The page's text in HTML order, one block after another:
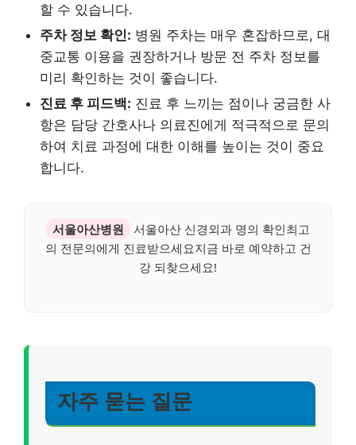
할 수 있습니다.
주차 정보 확인: 병원 주차는 매우 혼잡하므로, 대
중교통 이용을 권장하거나 방문 전 주차 정보를
미리 확인하는 것이 좋습니다.
진료 후 피드백: 진료 후 느끼는 점이나 궁금한 사
항은 담당 간호사나 의료진에게 적극적으로 문의
하여 치료 과정에 대한 이해를 높이는 것이 중요
합니다.
서울아산병원
서울아산 신경외과 명의 확인최고
의 전문의에게 진료받으세요지금 바로 예약하고 건
강 되찾으세요!
자주 묻는 질문